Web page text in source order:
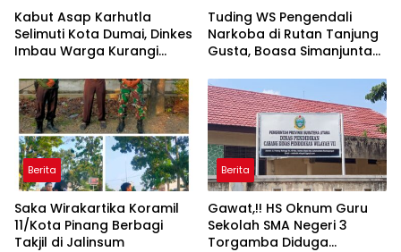
Kabut Asap Karhutla
Selimuti Kota Dumai, Dinkes
Imbau Warga Kurangi
Tuding WS Pengendali
Narkoba di Rutan Tanjung
Gusta, Boasa Simanjuntak:
Pemerasan
Berita
Saka Wirakartika Koramil
11/Kota Pinang Berbagi
Takjil di Jalinsum
Berita
Gawat,!! HS Oknum Guru
Sekolah SMA Negeri 3
Torgamba Diduga